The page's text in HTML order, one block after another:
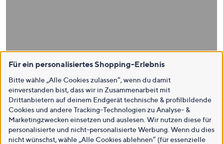
Für ein personalisiertes Shopping-Erlebnis
Bitte wähle „Alle Cookies zulassen“, wenn du damit
einverstanden bist, dass wir in Zusammenarbeit mit
Drittanbietern auf deinem Endgerät technische & profilbildende
Cookies und andere Tracking-Technologien zu Analyse- &
Marketingzwecken einsetzen und auslesen. Wir nutzen diese für
personalisierte und nicht-personalisierte Werbung. Wenn du dies
nicht wünschst, wähle „Alle Cookies ablehnen“ (für essenzielle